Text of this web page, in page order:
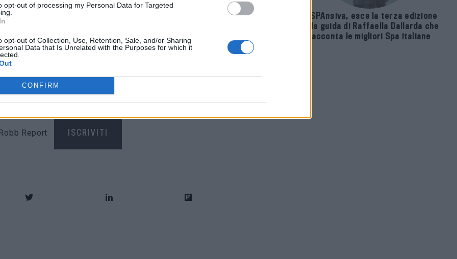
opt-out of processing my Personal Data for Targeted
opt-out of Collection, Use, Retention, Sale, and/or Sharing
Data that Is Unrelated with the Purposes for which it
CONFIRM
delle particolarità che rende Nexus adatto per
che consente ai passeggeri di avere un posto ‘in
marine. Le zavorre sono state infatti
spazio nella parte sottostante. Il Nexus è un mezzo
alle grandi imbarcazioni di lusso.
Report ISCRIVITI
E-SPAnsiva, esce la terza edizione
della guida di Raffaella Dallarda che
racconta le migliori Spa italiane